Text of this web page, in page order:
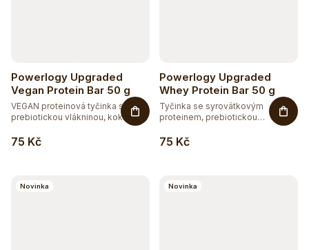
Powerlogy Upgraded
Vegan Protein Bar 50 g
75 Kč
VEGAN proteinová tyčinka s
prebiotickou vlákninou, kokosem
Powerlogy Upgraded
Whey Protein Bar 50 g
75 Kč
Tyčinka se syrovátkovým
proteinem, prebiotickou
Novinka Novinka